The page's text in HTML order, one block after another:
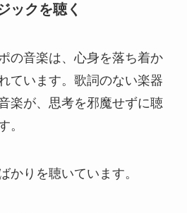
ックを聴く
の音楽は、心身を落ち着か
ています。歌詞のない楽器
楽が、思考を邪魔せずに聴
。
かりを聴いています。